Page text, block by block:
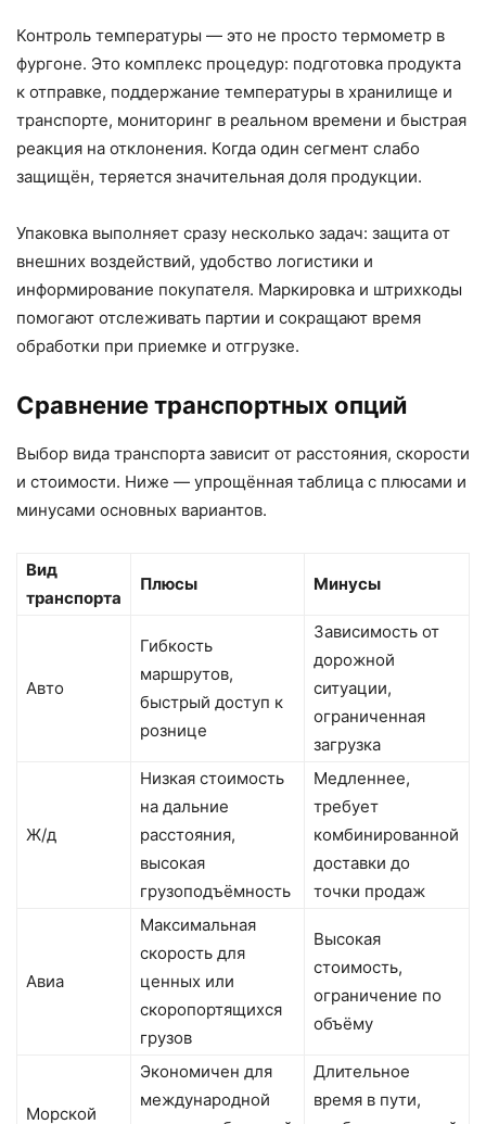
Контроль температуры — это не просто термометр в
фургоне. Это комплекс процедур: подготовка продукта
к отправке, поддержание температуры в хранилище и
транспорте, мониторинг в реальном времени и быстрая
реакция на отклонения. Когда один сегмент слабо
защищён, теряется значительная доля продукции.
Упаковка выполняет сразу несколько задач: защита от
внешних воздействий, удобство логистики и
информирование покупателя. Маркировка и штрихкоды
помогают отслеживать партии и сокращают время
обработки при приемке и отгрузке.
Сравнение транспортных опций
Выбор вида транспорта зависит от расстояния, скорости
и стоимости. Ниже — упрощённая таблица с плюсами и
минусами основных вариантов.
Вид
транспорта
Плюсы Минусы
Авто
Гибкость
маршрутов,
быстрый доступ к
рознице
Зависимость от
дорожной
ситуации,
ограниченная
загрузка
Ж/д
Низкая стоимость
на дальние
расстояния,
высокая
грузоподъёмность
Медленнее,
требует
комбинированной
доставки до
точки продаж
Авиа
Максимальная
скорость для
ценных или
скоропортящихся
грузов
Высокая
стоимость,
ограничение по
объёму
Морской
Экономичен для
международной
Длительное
время в пути,